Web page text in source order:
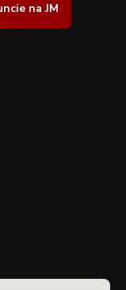
na JM